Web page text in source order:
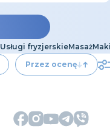
Usługi fryzjerskieMasaż
Przez ocenę